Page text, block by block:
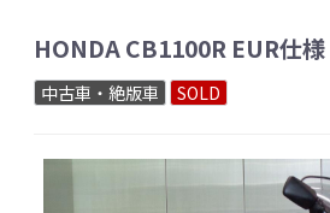
HONDA CB1100R EUR仕
中古車・絶版車 SOLD